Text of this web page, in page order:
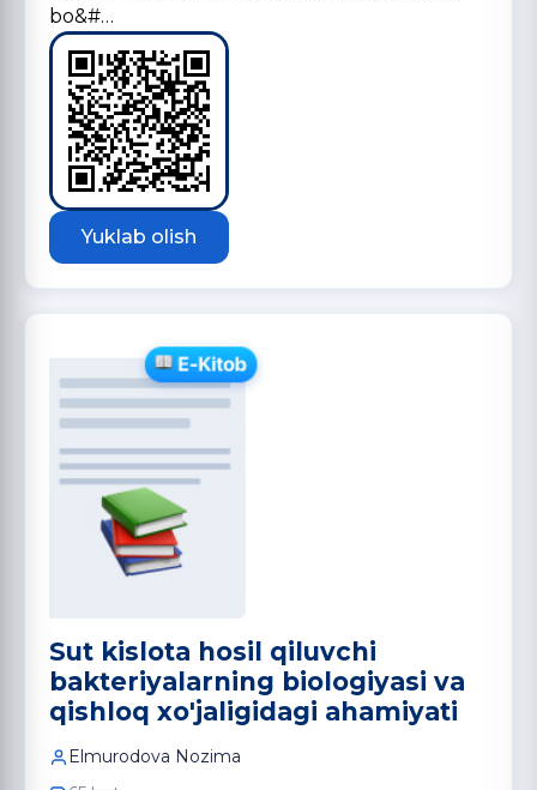
bo&#…
Yuklab olish
Sut kislota hosil qiluvchi
bakteriyalarning biologiyasi va
qishloq xo'jaligidagi ahamiyati
Elmurodova Nozima